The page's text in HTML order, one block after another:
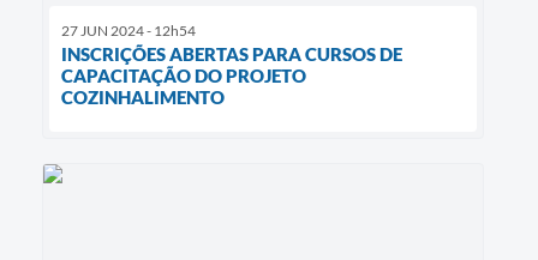
27 JUN 2024 - 12h54
INSCRIÇÕES ABERTAS PARA CURSOS DE
CAPACITAÇÃO DO PROJETO
COZINHALIMENTO